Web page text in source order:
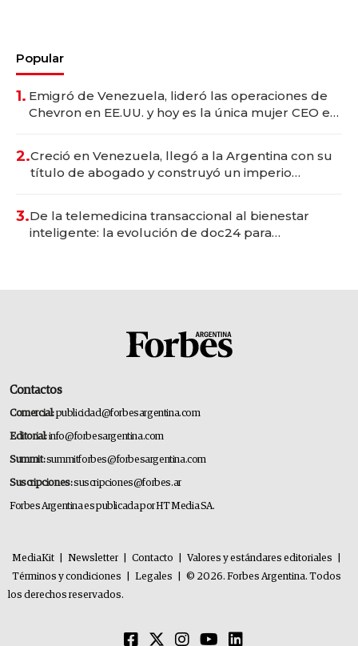
Popular
1. Emigró de Venezuela, lideró las operaciones de
Chevron en EE.UU. y hoy es la única mujer CEO en
2.Creció en Venezuela, llegó a la Argentina con su
título de abogado y construyó un imperio
3.De la telemedicina transaccional al bienestar
inteligente: la evolución de doc24 para
Contactos
Comercial:publicidad@forbesargentina.com
Editorial:info@forbesargentina.com
Summit:summitforbes@forbesargentina.com
Suscripciones:suscripciones@forbes.ar
Forbes Argentina es publicada por HT Media SA.
MediaKit Newsletter Contacto Valores y estándares editoriales
Términos y condiciones
Legales
© 2026. Forbes Argentina. Todos
los derechos reservados.